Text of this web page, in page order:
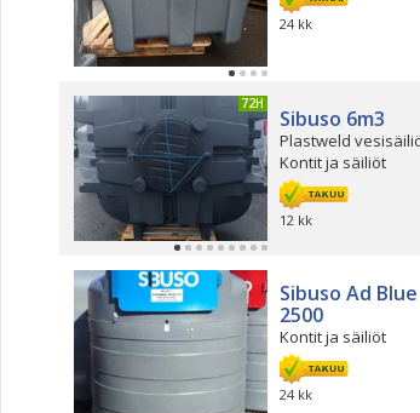
24 kk
PÄIVITETTY 72H
Sibuso 6m3
Plastweld
Kontit ja säiliöt
12 kk
Sibuso Ad Blue
2500
Kontit ja säiliöt
24 kk